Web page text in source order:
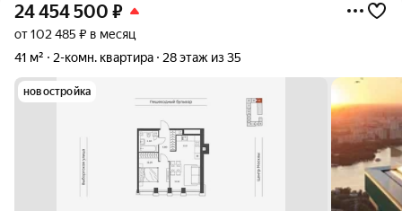
24 454 500 ₽
от 102 485 ₽ в месяц
41 м²
2-комн. квартира 28 этаж из 35
новостройка